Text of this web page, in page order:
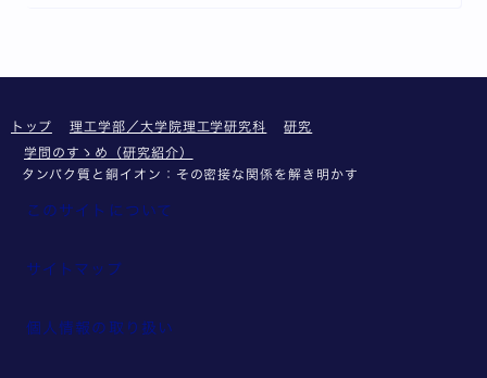
トップ 理工学部／大学院理工学研究科
研究
学問のすゝめ（研究紹介）
タンパク質と銅イオン：その密接な関係を解き明かす
このサイトについて
サイトマップ
個人情報の取り扱い